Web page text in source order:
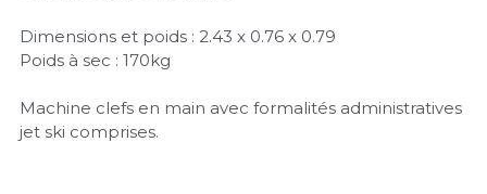
Dimensions et poids : 2.43 x 0.76 x 0.79
Poids à sec : 170kg
Machine clefs en main avec formalités administratives
jet ski comprises.